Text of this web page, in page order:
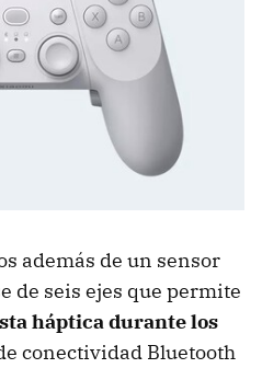
además de un sensor
de seis ejes que permite
háptica durante los
conectividad Bluetooth